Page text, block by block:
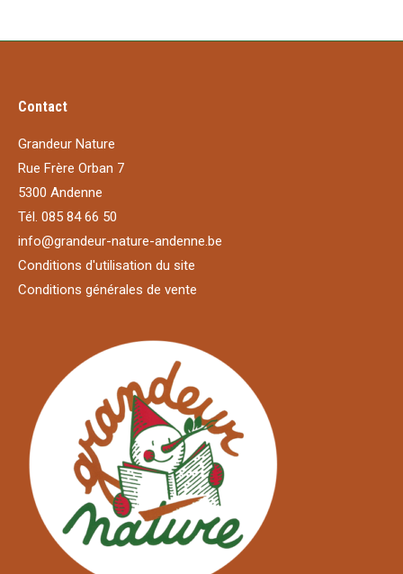
Contact
Grandeur Nature
Rue Frère Orban 7
5300 Andenne
Tél. 085 84 66 50
info@grandeur-nature-andenne.be
Conditions d'utilisation du site
Conditions générales de vente